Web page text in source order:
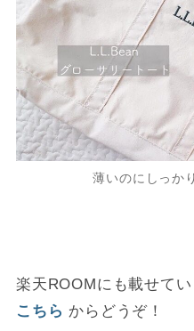
薄いのにしっか
楽天ROOMにも載せて
こちら からどうぞ！